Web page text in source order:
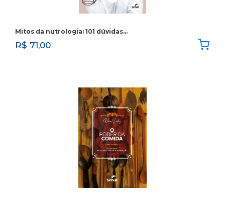
Mitos da nutrologia: 101 dúvidas…
R$ 71,00